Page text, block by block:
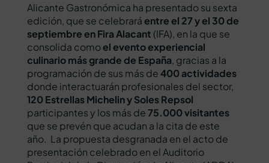
Alicante Gastronómica ha presentado su sexta
edición, que se celebraráentre el 27 y el 30 de
septiembre en Fira Alacant (IFA), en la que se
consolida comoel evento experiencial
culinario más grande de España, gracias a la
programación de sus más de400 actividades
donde interactuarán profesionales del sector,
120 Estrellas Michelin y Soles Repsol
participantes y los más de75.000 visitantes
que se prevén que acudan a la cita de este
año. La propuesta desgranada en el acto de
presentación celebrado en el Auditorio